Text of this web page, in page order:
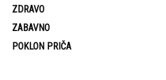
ZDRAVO
ZABAVNO
POKLON PRIČA